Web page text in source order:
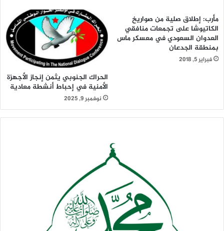
مأرب: إطلاق صلية من صواريخ
الكاتيوشا على تجمعات منافقي
العدوان السعودي في معسكر ماس
بمنطقة الجدعان
فبراير 5, 2018
الحراك الجنوبي يثمن إنجاز الأجهزة
الأمنية في إحباط أنشطة معادية
نوفمبر 9, 2025